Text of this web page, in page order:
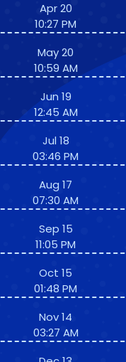
Apr 20
10:27 PM
May 20
10:59 AM
Jun 19
12:45 AM
Jul 18
03:46 PM
Aug 17
07:30 AM
Sep 15
11:05 PM
Oct 15
01:48 PM
Nov 14
03:27 AM